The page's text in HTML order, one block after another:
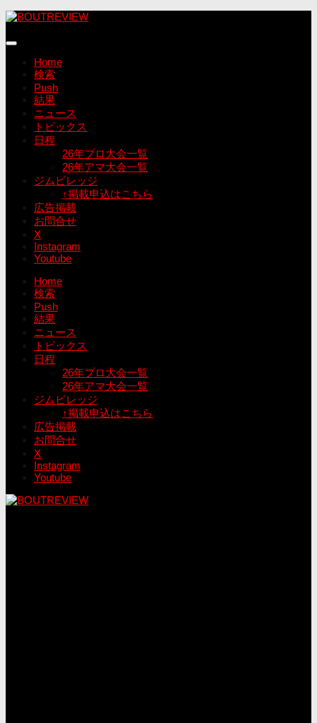
コ
テ
Home
検索
Push
結果
ニュース
トピックス
日程
26年プロ大会一覧
26年アマ大会一覧
ジムビレッジ
↑掲載申込はこちら
広告掲載
お問合せ
X
Instagram
Youtube
Home
検索
Push
結果
ニュース
トピックス
日程
26年プロ大会一覧
26年アマ大会一覧
ジムビレッジ
↑掲載申込はこちら
広告掲載
お問合せ
X
Instagram
Youtube